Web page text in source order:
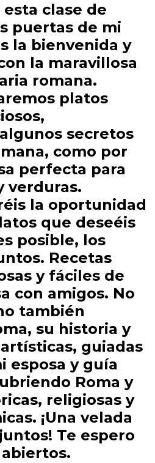
clase de
puertas de mi
la bienvenida y
la maravillosa
romana.
platos
secretos
como por
perfecta para
verduras.
la oportunidad
que deseéis
posible, los
Recetas
y fáciles de
con amigos. No
también
su historia y
guiadas
esposa y guía
Roma y
religiosas y
¡Una velada
Te espero